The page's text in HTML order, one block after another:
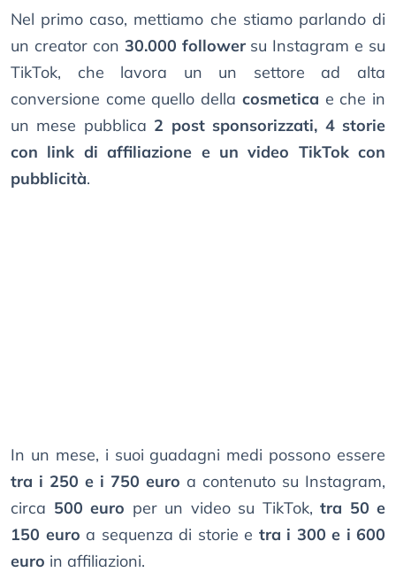
Nel primo caso, mettiamo che stiamo parlando di
un creator con 30.000 followersu Instagram e su
TikTok, che lavora un un settore ad alta
conversione come quello della cosmetica e che in
un mese pubblica 2 post sponsorizzati, 4 storie
con link di affiliazione e un video TikTok con
pubblicità.
In un mese, i suoi guadagni medi possono essere
tra i 250 e i 750 euro a contenuto su Instagram,
circa 500 euro per un video su TikTok, tra 50 e
150 euro a sequenza di storie e tra i 300 e i 600
euro in affiliazioni.